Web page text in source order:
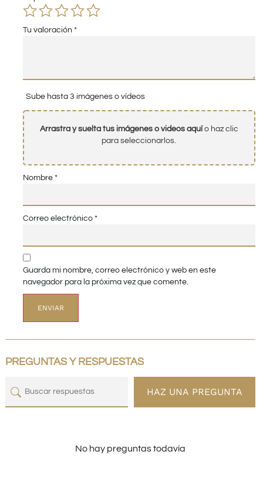
Tu valoración *
Sube hasta 3 imágenes o vídeos
Arrastra y suelta tus imágenes o videos aquío haz clic
para seleccionarlos.
Nombre *
Correo electrónico *
Guarda mi nombre, correo electrónico y web en este
navegador para la próxima vez que comente.
PREGUNTAS Y RESPUESTAS
HAZ UNA PREGUNTA
No hay preguntas todavía